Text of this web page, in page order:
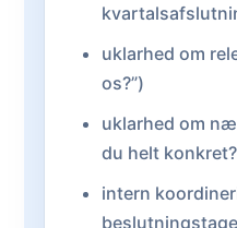
uklarhed om
os?”)
uklarhed om
du helt
intern